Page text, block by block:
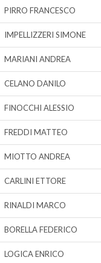
PIRRO FRANCESCO
IMPELLIZZERI SIMONE
MARIANI ANDREA
CELANO DANILO
FINOCCHI ALESSIO
FREDDI MATTEO
MIOTTO ANDREA
CARLINI ETTORE
RINALDI MARCO
BORELLA FEDERICO
LOGICA ENRICO